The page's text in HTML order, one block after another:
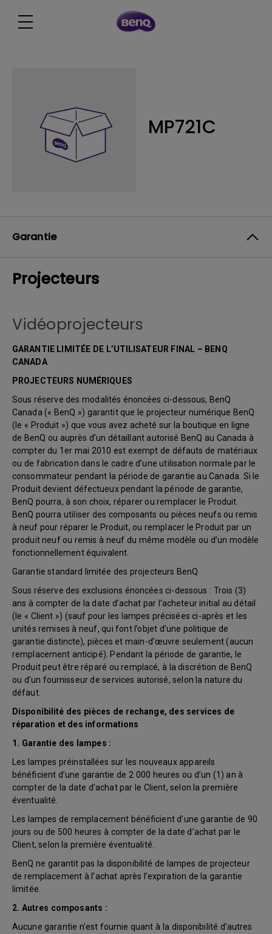
MP721C
Garantie
Projecteurs
Vidéoprojecteurs
GARANTIE LIMITÉE DE L’UTILISATEUR FINAL – BENQ
CANADA
PROJECTEURS NUMÉRIQUES
Sous réserve des modalités énoncées ci-dessous, BenQ
Canada (« BenQ ») garantit que le projecteur numérique BenQ
(le « Produit ») que vous avez acheté sur la boutique en ligne
de BenQ ou auprès d’un détaillant autorisé BenQ au Canada à
compter du 1er mai 2010 est exempt de défauts de matériaux
ou de fabrication dans le cadre d’une utilisation normale par le
consommateur pendant la période de garantie au Canada. Si le
Produit devient défectueux pendant la période de garantie,
BenQ pourra, à son choix, réparer ou remplacer le Produit.
BenQ pourra utiliser des composants ou pièces neufs ou remis
à neuf pour réparer le Produit, ou remplacer le Produit par un
produit neuf ou remis à neuf du même modèle ou d’un modèle
fonctionnellement équivalent.
Garantie standard limitée des projecteurs BenQ
Sous réserve des exclusions énoncées ci-dessous : Trois (3)
ans à compter de la date d’achat par l’acheteur initial au détail
(le « Client ») (sauf pour les lampes précisées ci-après et les
unités remises à neuf, qui font l’objet d’une politique de
garantie distincte), pièces et main-d’œuvre seulement (aucun
remplacement anticipé). Pendant la période de garantie, le
Produit peut être réparé ou remplacé, à la discrétion de BenQ
ou d’un fournisseur de services autorisé, selon la nature du
défaut.
Disponibilité des pièces de rechange, des services de
réparation et des informations
1. Garantie des lampes :
Les lampes préinstallées sur les nouveaux appareils
bénéficient d’une garantie de 2 000 heures ou d’un (1) an à
compter de la date d’achat par le Client, selon la première
éventualité.
Les lampes de remplacement bénéficient d’une garantie de 90
jours ou de 500 heures à compter de la date d’achat par le
Client, selon la première éventualité.
BenQ ne garantit pas la disponibilité de lampes de projecteur
de remplacement à l’achat après l’expiration de la garantie
limitée.
2. Autres composants :
Aucune garantie n’est fournie quant à la disponibilité d’autres